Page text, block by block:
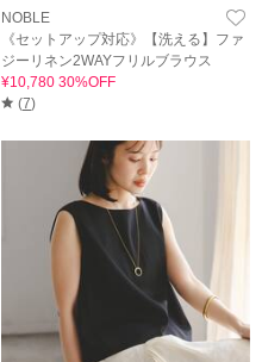
NOBLE
《セットアップ対応》【洗える】ファ
ジーリネン2WAYフリルブラウス
¥10,780 30%OFF
(7)